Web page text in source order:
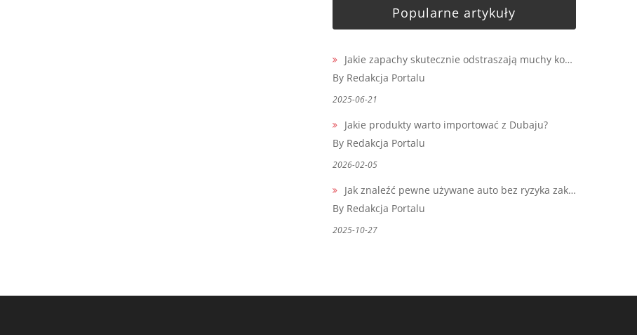
Popularne artykuły
Jakie zapachy skutecznie odstraszają muchy ko…
By Redakcja Portalu
2025-06-21
Jakie produkty warto importować z Dubaju?
By Redakcja Portalu
2026-02-05
Jak znaleźć pewne używane auto bez ryzyka zak…
By Redakcja Portalu
2025-10-27